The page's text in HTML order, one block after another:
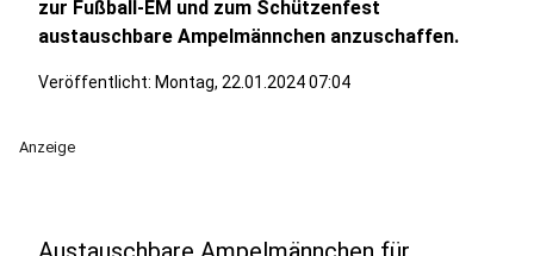
zur Fußball-EM und zum Schützenfest
austauschbare Ampelmännchen anzuschaffen.
Veröffentlicht: Montag, 22.01.2024 07:04
Anzeige